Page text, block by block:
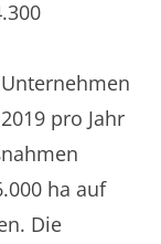
pro Jahr
ha auf
Die